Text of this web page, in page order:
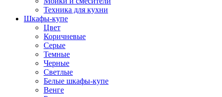
Техника для кухни
Шкафы-купе
Цвет
Коричневые
Серые
Темные
Черные
Светлые
Белые шкафы-купе
Венге